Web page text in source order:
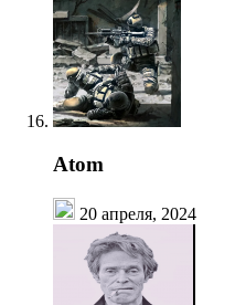
Atom
20 апреля, 2024